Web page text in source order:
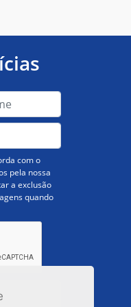
com o
pela nossa
a exclusão
quando